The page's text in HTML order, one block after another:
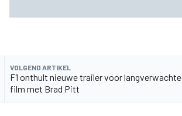
VOLGEND ARTIKEL
F1 onthult nieuwe trailer voor langverwachte
film met Brad Pitt